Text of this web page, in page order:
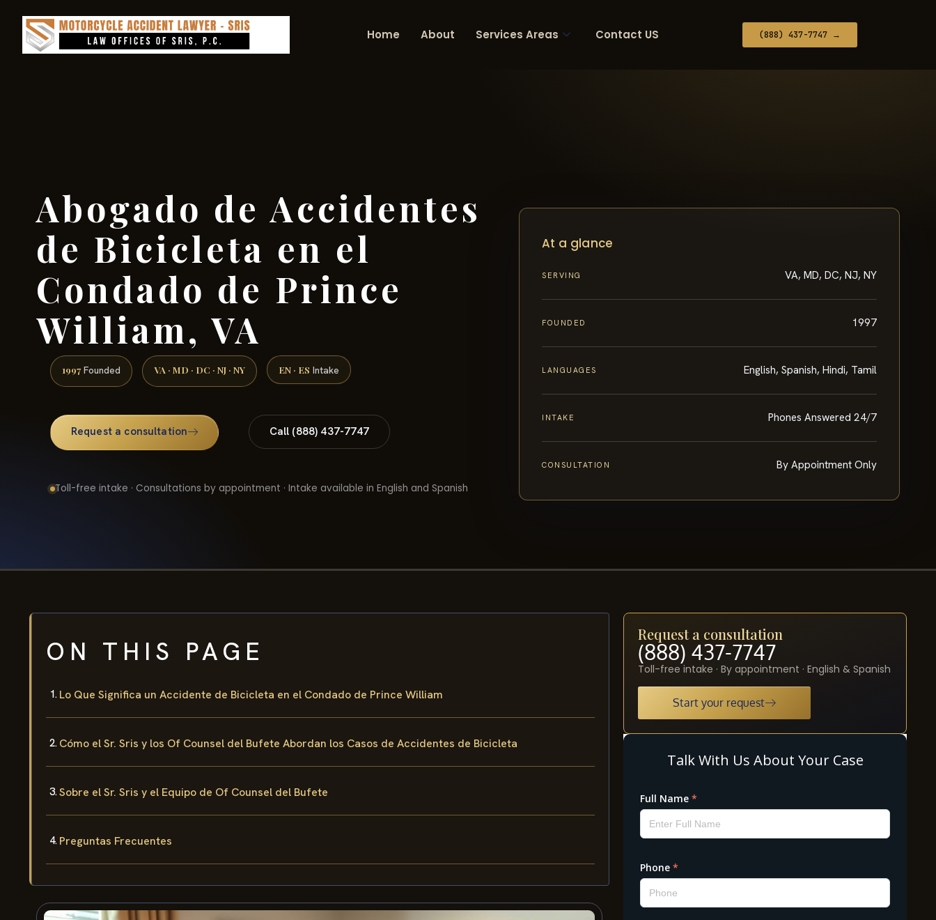
Home About Services Areas Contact US (888) 437-7747 →
Abogado de Accidentes
de Bicicleta en el
Condado de Prince
William, VA
1997 Founded VA · MD · DC · NJ · NY EN · ES Intake
Request a consultation Call (888) 437-7747
Toll-free intake · Consultations by appointment · Intake available in English and Spanish
At a glance
SERVING VA, MD, DC, NJ, NY
FOUNDED 1997
LANGUAGES English, Spanish, Hindi, Tamil
INTAKE Phones Answered 24/7
CONSULTATION By Appointment Only
ON THIS PAGE
Lo Que Significa un Accidente de Bicicleta en el Condado de Prince William
Cómo el Sr. Sris y los Of Counsel del Bufete Abordan los Casos de Accidentes de Bicicleta
Sobre el Sr. Sris y el Equipo de Of Counsel del Bufete
Preguntas Frecuentes
Request a consultation
(888) 437-7747
Toll-free intake · By appointment · English & Spanish
Start your request